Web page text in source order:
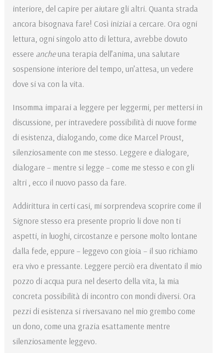
interiore, del capire per aiutare gli altri. Quanta strada
ancora bisognava fare! Così iniziai a cercare. Ora ogni
lettura, ogni singolo atto di lettura, avrebbe dovuto
essere ancheuna terapia dell’anima, una salutare
sospensione interiore del tempo, un’attesa, un vedere
dove si va con la vita.
Insomma imparai a leggere per leggermi, per mettersi in
discussione, per intravedere possibilità di nuove forme
di esistenza, dialogando, come dice Marcel Proust,
silenziosamente con me stesso. Leggere e dialogare,
dialogare – mentre si legge – come me stesso e con gli
altri , ecco il nuovo passo da fare.
Addirittura in certi casi, mi sorprendeva scoprire come il
Signore stesso era presente proprio li dove non ti
aspetti, in luoghi, circostanze e persone molto lontane
dalla fede, eppure – leggevo con gioia – il suo richiamo
era vivo e pressante. Leggere perciò era diventato il mio
pozzo di acqua pura nel deserto della vita, la mia
concreta possibilità di incontro con mondi diversi. Ora
pezzi di esistenza si riversavano nel mio grembo come
un dono, come una grazia esattamente mentre
silenziosamente leggevo.